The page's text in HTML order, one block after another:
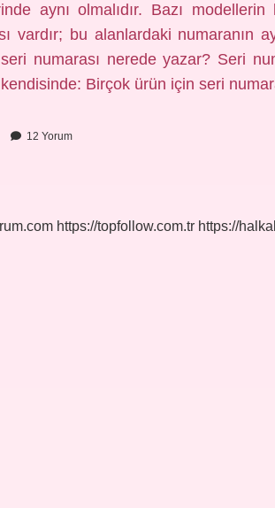
aynı olmalıdır. Bazı
vardır; bu alanlardaki numaranın
numarası nerede yazar? Seri
Birçok ürün için seri
12 Yorum
https://topfollow.com.tr https://